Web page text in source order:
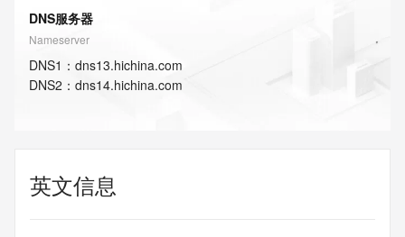
DNS服务器
Nameserver
DNS1 ： dns13.hichina.com
DNS2 ： dns14.hichina.com
英文信息